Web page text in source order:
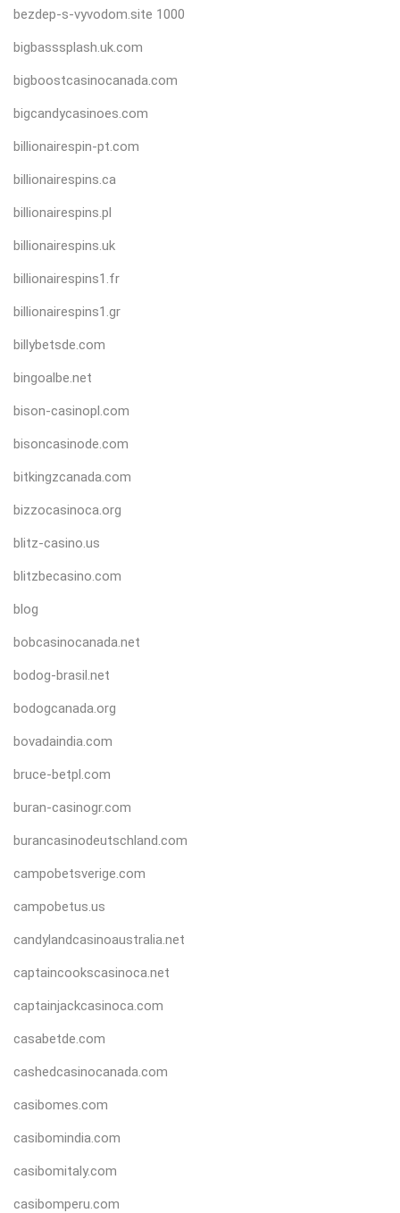
bezdep-s-vyvodom.site 1000
bigbasssplash.uk.com
bigboostcasinocanada.com
bigcandycasinoes.com
billionairespin-pt.com
billionairespins.ca
billionairespins.pl
billionairespins.uk
billionairespins1.fr
billionairespins1.gr
billybetsde.com
bingoalbe.net
bison-casinopl.com
bisoncasinode.com
bitkingzcanada.com
bizzocasinoca.org
blitz-casino.us
blitzbecasino.com
blog
bobcasinocanada.net
bodog-brasil.net
bodogcanada.org
bovadaindia.com
bruce-betpl.com
buran-casinogr.com
burancasinodeutschland.com
campobetsverige.com
campobetus.us
candylandcasinoaustralia.net
captaincookscasinoca.net
captainjackcasinoca.com
casabetde.com
cashedcasinocanada.com
casibomes.com
casibomindia.com
casibomitaly.com
casibomperu.com